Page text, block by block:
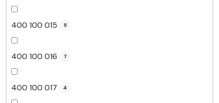
400 100 015 5
400 100 016 7
400 100 017 4